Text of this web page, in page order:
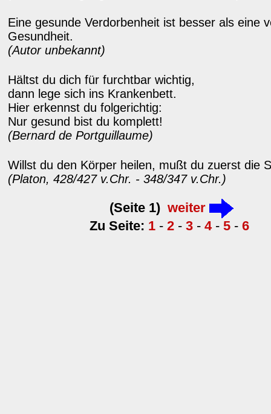
Eine gesunde Verdorbenheit ist besser als eine
Gesundheit.
(Autor unbekannt)
Hältst du dich für furchtbar wichtig,
dann lege sich ins Krankenbett.
Hier erkennst du folgerichtig:
Nur gesund bist du komplett!
(Bernard de Portguillaume)
Willst du den Körper heilen, mußt du zuerst die
(Platon, 428/427 v.Chr. - 348/347 v.Chr.)
(Seite 1) weiter
Zu Seite: 1 - 2 - 3 - 4- 5 - 6